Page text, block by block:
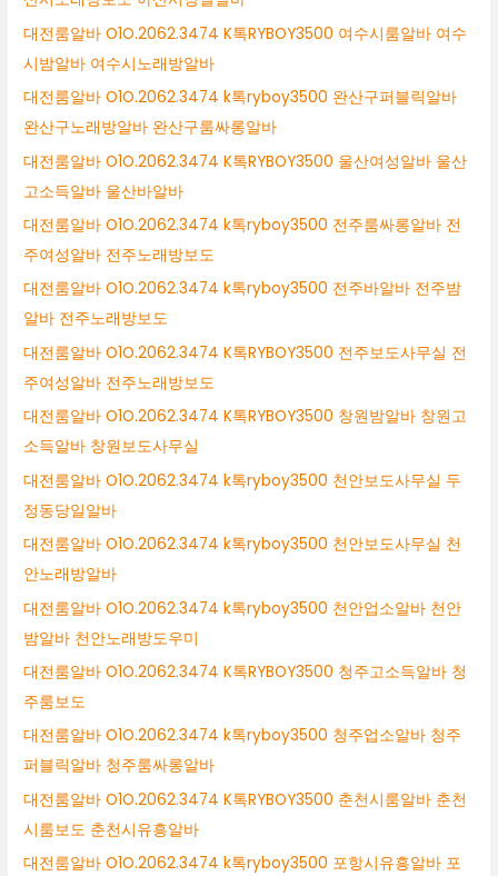
대전룸알바 O1O.2062.3474 K톡RYBOY3500 여수시룸알바 여수
시밤알바 여수시노래방알바
대전룸알바 O1O.2062.3474 k톡ryboy3500 완산구퍼블릭알바
완산구노래방알바 완산구룸싸롱알바
대전룸알바 O1O.2062.3474 K톡RYBOY3500 울산여성알바 울산
고소득알바 울산바알바
대전룸알바 O1O.2062.3474 k톡ryboy3500 전주룸싸롱알바 전
주여성알바 전주노래방보도
대전룸알바 O1O.2062.3474 k톡ryboy3500 전주바알바 전주밤
알바 전주노래방보도
대전룸알바 O1O.2062.3474 K톡RYBOY3500 전주보도사무실 전
주여성알바 전주노래방보도
대전룸알바 O1O.2062.3474 K톡RYBOY3500 창원밤알바 창원고
소득알바 창원보도사무실
대전룸알바 O1O.2062.3474 k톡ryboy3500 천안보도사무실 두
정동당일알바
대전룸알바 O1O.2062.3474 k톡ryboy3500 천안보도사무실 천
안노래방알바
대전룸알바 O1O.2062.3474 k톡ryboy3500 천안업소알바 천안
밤알바 천안노래방도우미
대전룸알바 O1O.2062.3474 K톡RYBOY3500 청주고소득알바 청
주룸보도
대전룸알바 O1O.2062.3474 k톡ryboy3500 청주업소알바 청주
퍼블릭알바 청주룸싸롱알바
대전룸알바 O1O.2062.3474 K톡RYBOY3500 춘천시룸알바 춘천
시룸보도 춘천시유흥알바
대전룸알바 O1O.2062.3474 k톡ryboy3500 포항시유흥알바 포